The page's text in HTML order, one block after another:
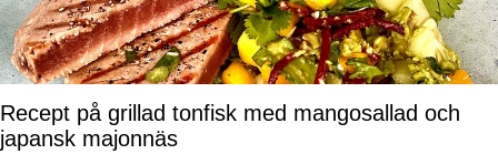
Recept på grillad tonfisk med mangosallad och
japansk majonnäs